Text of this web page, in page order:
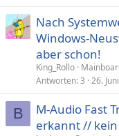
Nach
Windows-
aber schon!
King_Rollo
Antworten 3 26.
B
M-Audio Fast
erkannt // kein